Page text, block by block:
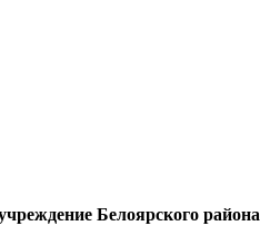
Белоярского района